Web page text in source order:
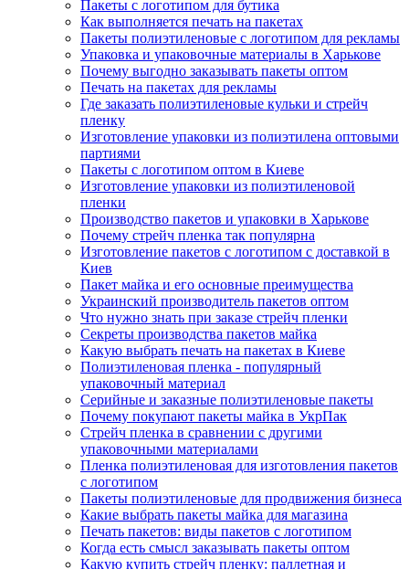
Пакеты с логотипом для бутика
Как выполняется печать на пакетах
Пакеты полиэтиленовые с логотипом для рекламы
Упаковка и упаковочные материалы в Харькове
Почему выгодно заказывать пакеты оптом
Печать на пакетах для рекламы
Где заказать полиэтиленовые кульки и стрейч
пленку
Изготовление упаковки из полиэтилена оптовыми
партиями
Пакеты с логотипом оптом в Киеве
Изготовление упаковки из полиэтиленовой
пленки
Производство пакетов и упаковки в Харькове
Почему стрейч пленка так популярна
Изготовление пакетов с логотипом с доставкой в
Киев
Пакет майка и его основные преимущества
Украинский производитель пакетов оптом
Что нужно знать при заказе стрейч пленки
Секреты производства пакетов майка
Какую выбрать печать на пакетах в Киеве
Полиэтиленовая пленка - популярный
упаковочный материал
Серийные и заказные полиэтиленовые пакеты
Почему покупают пакеты майка в УкрПак
Стрейч пленка в сравнении с другими
упаковочными материалами
Пленка полиэтиленовая для изготовления пакетов
с логотипом
Пакеты полиэтиленовые для продвижения бизнеса
Какие выбрать пакеты майка для магазина
Печать пакетов: виды пакетов с логотипом
Когда есть смысл заказывать пакеты оптом
Какую купить стрейч пленку: паллетная и